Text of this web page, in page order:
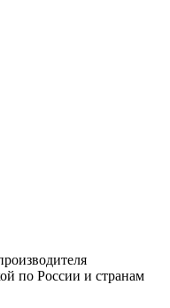
по России и странам